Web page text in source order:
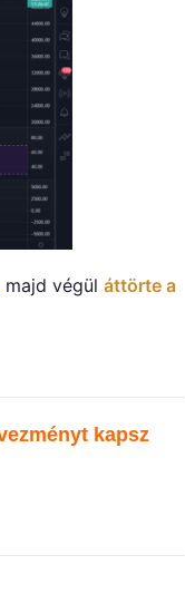
majd végül áttörte a
kapsz